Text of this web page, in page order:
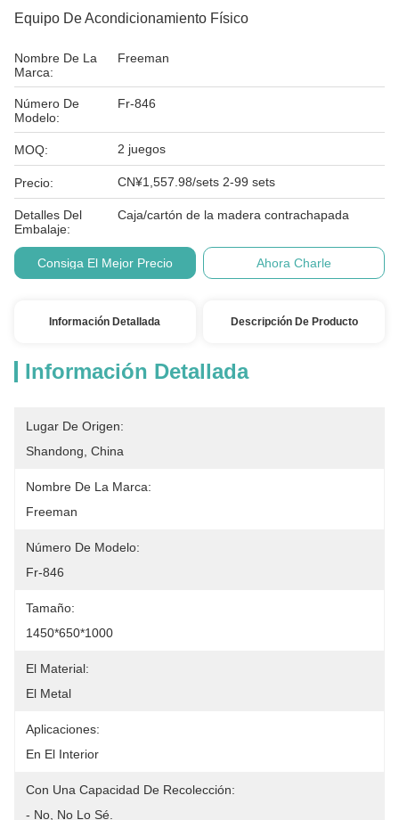
Equipo De Acondicionamiento Físico
Nombre De La
Marca:
Freeman
Número De
Modelo:
Fr-846
MOQ: 2 juegos
Precio: CN¥1,557.98/sets 2-99 sets
Detalles Del
Embalaje:
Caja/cartón de la madera contrachapada
Consiga El Mejor Precio Ahora Charle
Información Detallada Descripción De Producto
Información Detallada
Lugar De Origen:
Shandong, China
Nombre De La Marca:
Freeman
Número De Modelo:
Fr-846
Tamaño:
1450*650*1000
El Material:
El Metal
Aplicaciones:
En El Interior
Con Una Capacidad De Recolección:
- No, No Lo Sé.